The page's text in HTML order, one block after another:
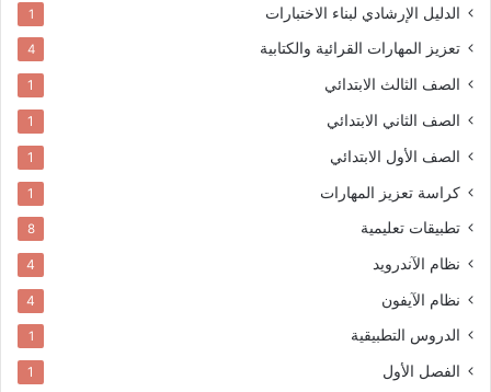
الدليل الإرشادي لبناء الاختبارات 1
تعزيز المهارات القرائية والكتابية 4
الصف الثالث الابتدائي 1
الصف الثاني الابتدائي 1
الصف الأول الابتدائي 1
كراسة تعزيز المهارات 1
تطبيقات تعليمية 8
نظام الآندرويد 4
نظام الآيفون 4
الدروس التطبيقية 1
الفصل الأول 1